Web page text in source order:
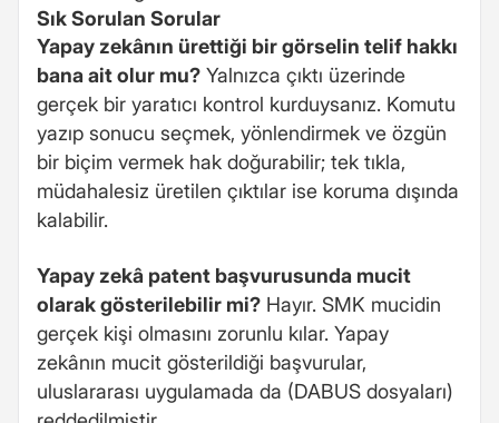
Sık Sorulan Sorular
Yapay zekânın ürettiği bir görselin telif hakkı
bana ait olur mu? Yalnızca çıktı üzerinde
gerçek bir yaratıcı kontrol kurduysanız. Komutu
yazıp sonucu seçmek, yönlendirmek ve özgün
bir biçim vermek hak doğurabilir; tek tıkla,
müdahalesiz üretilen çıktılar ise koruma dışında
kalabilir.
Yapay zekâ patent başvurusunda mucit
olarak gösterilebilir mi? Hayır. SMK mucidin
gerçek kişi olmasını zorunlu kılar. Yapay
zekânın mucit gösterildiği başvurular,
uluslararası uygulamada da (DABUS dosyaları)